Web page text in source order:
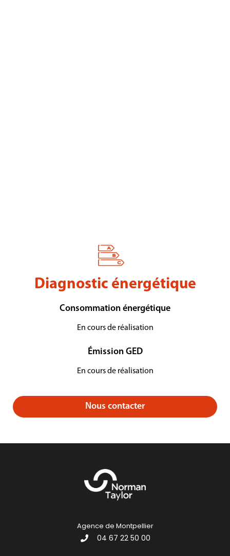
Diagnostic énergétique
Consommation énergétique
En cours de réalisation
Émission GED
En cours de réalisation
Nous contacter
Agence de Montpellier
04 67 22 50 00